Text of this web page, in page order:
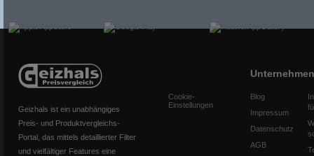
Geizhals ist ein unabhängiges
Preis- und Produktvergleichs-
Portal, das mittels detaillierter Filter
und vielfältiger Features eine
Cookie-
Einstellungen
Unternehmen
Blog
Impressum
Datenschutz
AGB